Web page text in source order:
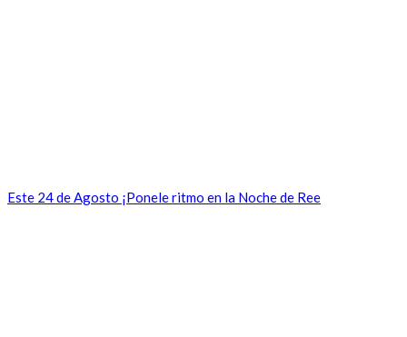
Este 24 de Agosto ¡Ponele ritmo en la Noche de Ree